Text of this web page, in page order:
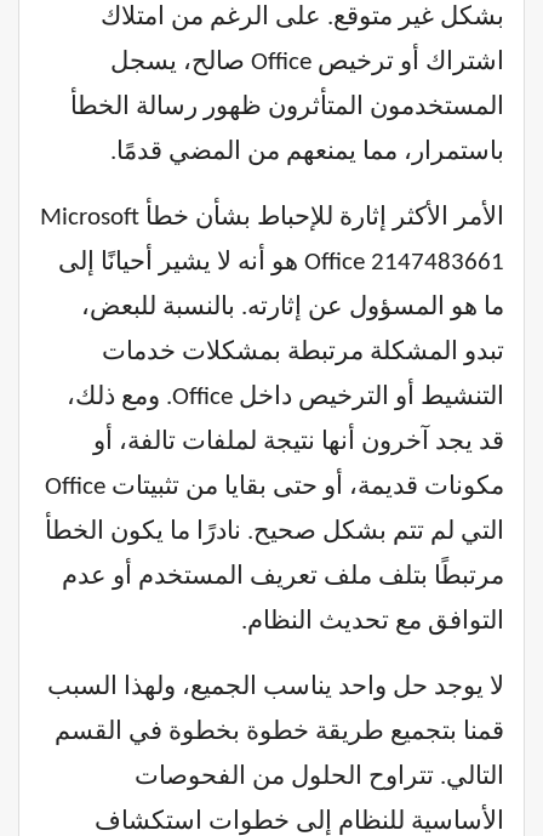
بشكل غير متوقع. على الرغم من امتلاك
اشتراك أو ترخيص Office صالح، يسجل
المستخدمون المتأثرون ظهور رسالة الخطأ
باستمرار، مما يمنعهم من المضي قدمًا.
الأمر الأكثر إثارة للإحباط بشأن خطأ Microsoft
Office 2147483661 هو أنه لا يشير أحيانًا إلى
ما هو المسؤول عن إثارته. بالنسبة للبعض،
تبدو المشكلة مرتبطة بمشكلات خدمات
التنشيط أو الترخيص داخل Office. ومع ذلك،
قد يجد آخرون أنها نتيجة لملفات تالفة، أو
مكونات قديمة، أو حتى بقايا من تثبيتات Office
التي لم تتم بشكل صحيح. نادرًا ما يكون الخطأ
مرتبطًا بتلف ملف تعريف المستخدم أو عدم
التوافق مع تحديث النظام.
لا يوجد حل واحد يناسب الجميع، ولهذا السبب
قمنا بتجميع طريقة خطوة بخطوة في القسم
التالي. تتراوح الحلول من الفحوصات
الأساسية للنظام إلى خطوات استكشاف